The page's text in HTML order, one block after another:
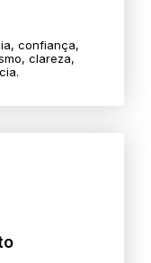
confiança,
clareza,